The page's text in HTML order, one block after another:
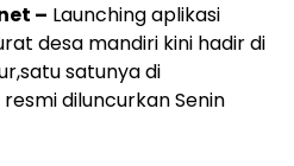
– Launching aplikasi
desa mandiri kini hadir di
satunya di
diluncurkan Senin